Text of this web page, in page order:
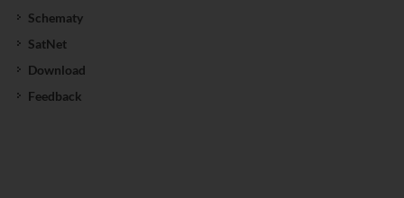
Schematy
SatNet
Download
Feedback